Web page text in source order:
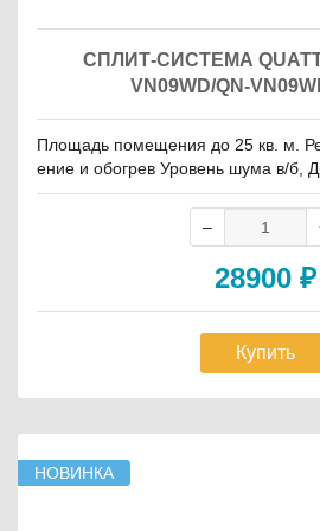
СПЛИТ-СИСТЕМА
VN09WD/QN-
Площадь помещения до 25 кв. м.
ение и обогрев Уровень шума в/б,
ma
28900 ₽
Купить
НОВИНКА